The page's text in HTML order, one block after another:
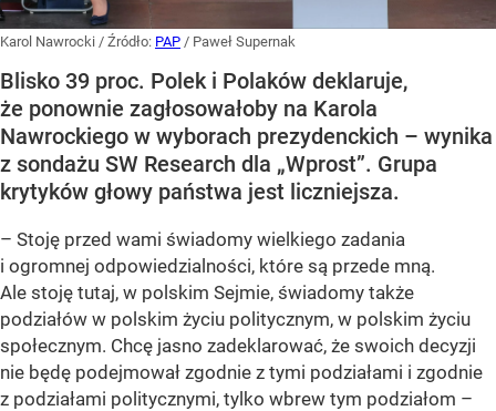
Karol Nawrocki / Źródło: PAP / Paweł Supernak
Blisko 39 proc. Polek i Polaków deklaruje,
że ponownie zagłosowałoby na Karola
Nawrockiego w wyborach prezydenckich – wynika
z sondażu SW Research dla „Wprost”. Grupa
krytyków głowy państwa jest liczniejsza.
– Stoję przed wami świadomy wielkiego zadania
i ogromnej odpowiedzialności, które są przede mną.
Ale stoję tutaj, w polskim Sejmie, świadomy także
podziałów w polskim życiu politycznym, w polskim życiu
społecznym. Chcę jasno zadeklarować, że swoich decyzji
nie będę podejmował zgodnie z tymi podziałami i zgodnie
z podziałami politycznymi, tylko wbrew tym podziałom –